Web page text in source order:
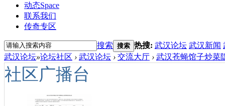
动态Space
联系我们
传奇专区
搜索 搜索 热搜: 武汉论坛 武汉新闻
武汉论坛»论坛社区 › 武汉论坛 › 交流大厅 › 武汉苍蝇馆子炒菜
社区广播台